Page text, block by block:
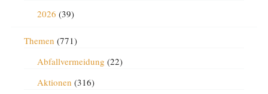
2026 (39)
Themen (771)
Abfallvermeidung (22)
Aktionen (316)